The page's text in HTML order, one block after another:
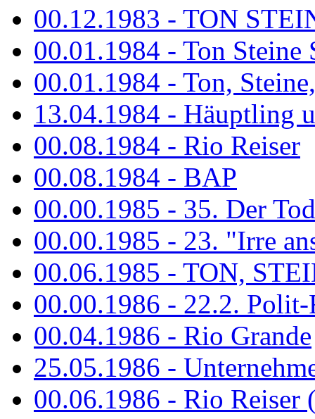
00.12.1983 - TON
00.01.1984 - Ton Steine
00.01.1984 - Ton,
13.04.1984 - Häuptling
00.08.1984 - Rio Reiser
00.08.1984 - BAP
00.00.1985 - 35. Der
00.00.1985 - 23. "Irre
00.06.1985 - TON,
00.00.1986 - 22.2.
00.04.1986 - Rio Grande
25.05.1986 -
00.06.1986 - Rio Reiser